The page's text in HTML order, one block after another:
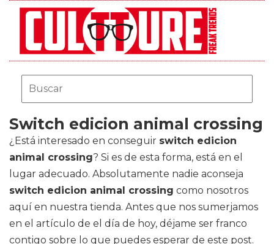
Switch edicion animal crossing
¿Está interesado en conseguir switch edicion
animal crossing? Si es de esta forma, está en el
lugar adecuado. Absolutamente nadie aconseja
switch edicion animal crossing como nosotros
aquí en nuestra tienda. Antes que nos sumerjamos
en el artículo de el día de hoy, déjame ser franco
contigo sobre lo que puedes esperar de este post.